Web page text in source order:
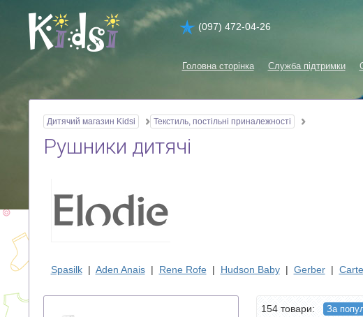
(097) 472-04-26
Головна сторінка Служба підтримки
Дитячий магазин Kidsi Текстиль, постільні приналежності
Рушники дитячі
Spasilk| Aden Anais| Rene Rofe| Hudson Baby| Gerber|
154 товари: За